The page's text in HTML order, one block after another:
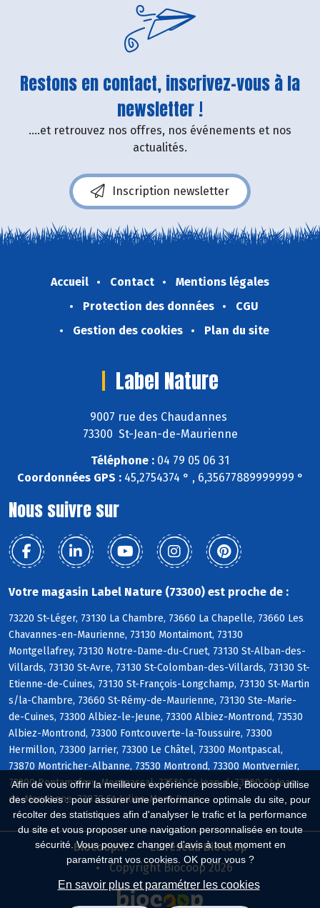
Afin de vous offrir la meilleure expérience possible, Biocoop utilise
des cookies : pour assurer une performance optimale du site, pour
récolter des statistiques afin d'analyser le trafic et la performance
du site et vous proposer une navigation personnalisée en toute
sécurité. Vous pouvez changer d'avis à tout moment en
paramétrant vos cookies. OK pour vous ?
En savoir plus et paramétrer les cookies
Restons en contact, inscrivez-vous à la
newsletter !
....et retrouvez nos offres, nos événements et nos
actualités.
Inscription newsletter
Accueil Contact
Mentions légales
Protection des données
CGU
Gestion des cookies
Plan du site
Label Nature
9007 rue des Chaudannes
73300 St-Jean-de-Maurienne
Téléphone : 04 79 05 06 31
Coordonnées GPS :45,2754374 ° , 6,35677889999999 °
Nous suivre sur
Votre magasin Label Nature (73300) est proche de :
73220 St-Léger, 73130 La Chambre, 73660 La Chapelle, 73660 Les
Chavannes-en-Maurienne, 73130 Montaimont, 73130
Montgellafrey, 73130 Notre-Dame-du-Cruet, 73130 St-Alban-des-
Villards, 73130 St-Avre, 73130 St-Colomban-des-Villards, 73130 St-
Etienne-de-Cuines, 73130 St-François-Longchamp, 73130 St-Martin
s/la-Chambre, 73660 St-Rémy-de-Maurienne, 73130 Ste-Marie-
de-Cuines, 73300 Albiez-le-Jeune, 73300 Albiez-Montrond, 73530
Albiez-Montrond, 73300 Fontcouverte-la-Toussuire, 73300
Hermillon, 73300 Jarrier, 73300 Le Châtel, 73300 Montpascal,
73870 Montricher-Albanne, 73530 Montrond, 73300 Montvernier,
73300 Pontamafrey-Montpascal, 73530 St-Jean-d, 73300 St-Jean-
de-Maurienne, 73870 St-Julien-Mont-Denis
Biocoop.fr
Le réseau Biocoop
Copyright Biocoop 2026